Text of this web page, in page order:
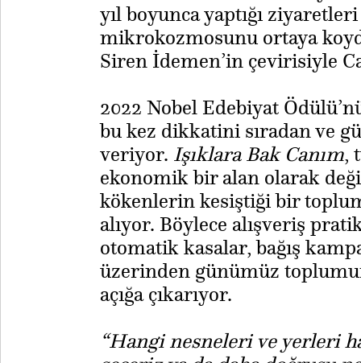
yıl boyunca yaptığı
mikrokozmosunu ortaya
Siren İdemen’in çevirisiyle
2022 Nobel Edebiyat
bu kez dikkatini sıradan ve
veriyor. Işıklara Bak Canım,
ekonomik bir alan olarak
kökenlerin kesiştiği bir
alıyor. Böylece alışveriş
otomatik kasalar, bağış
üzerinden günümüz
açığa çıkarıyor.
“Hangi nesneleri ve yerleri